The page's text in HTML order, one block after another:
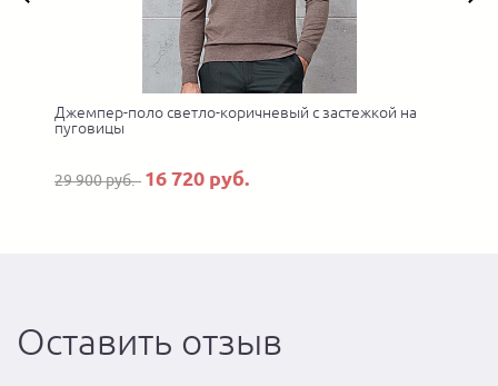
Джемпер-поло светло-коричневый с застежкой на
пуговицы
29 900 руб. 16 720 руб.
Оставить отзыв